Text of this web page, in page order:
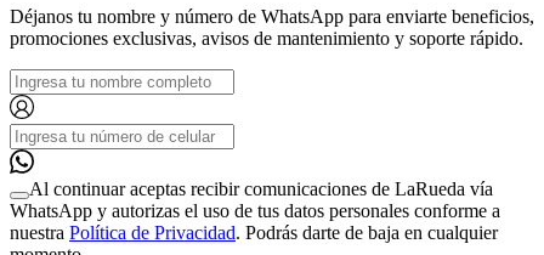
Déjanos tu nombre y número de WhatsApp para enviarte beneficios,
promociones exclusivas, avisos de mantenimiento y soporte rápido.
Al continuar aceptas recibir comunicaciones de LaRueda vía
WhatsApp y autorizas el uso de tus datos personales conforme a
nuestra Política de Privacidad. Podrás darte de baja en cualquier